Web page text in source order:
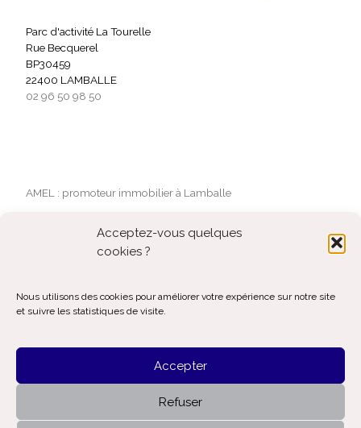
Acceptez-vous quelques
cookies ?
Nous utilisons des cookies pour améliorer votre expérience sur notre site
et suivre les statistiques de visite.
Accepter
Refuser
Parc d'activité La Tourelle
Rue Becquerel
BP30459
22400 LAMBALLE
02 96 50 98 50
AMEL : promoteur immobilier à Lamballe
Politique de confidentialité
© 2026
– Tous droits
réservés
Propulsé parWP– Réalisé avec theThème Customizr